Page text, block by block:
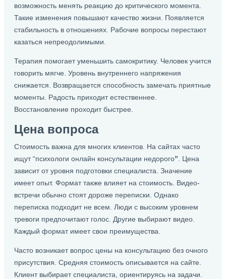
возможность менять реакцию до критического момента.
Такие изменения повышают качество жизни. Появляется
стабильность в отношениях. Рабочие вопросы перестают
казаться непреодолимыми.
Терапия помогает уменьшить самокритику. Человек учится
говорить мягче. Уровень внутреннего напряжения
снижается. Возвращается способность замечать приятные
моменты. Радость приходит естественнее.
Восстановление проходит быстрее.
Цена вопроса
Стоимость важна для многих клиентов. На сайтах часто
ищут “психологи онлайн консультации недорого” . Цена
зависит от уровня подготовки специалиста. Значение
имеет опыт. Формат также влияет на стоимость. Видео-
встречи обычно стоят дороже переписки. Однако
переписка подходит не всем. Люди с высоким уровнем
тревоги предпочитают голос. Другие выбирают видео.
Каждый формат имеет свои преимущества.
Часто возникает вопрос цены на консультацию без очного
присутствия. Средняя стоимость описывается на сайте.
Клиент выбирает специалиста, ориентируясь на задачи.